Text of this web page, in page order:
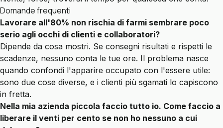
Domande frequenti
Lavorare all'80% non rischia di farmi sembrare poco
serio agli occhi di clienti e collaboratori?
Dipende da cosa mostri. Se consegni risultati e rispetti le
scadenze, nessuno conta le tue ore. Il problema nasce
quando confondi l'apparire occupato con l'essere utile:
sono due cose diverse, e i clienti più sgamati lo capiscono
in fretta.
Nella mia azienda piccola faccio tutto io. Come faccio a
liberare il venti per cento se non ho nessuno a cui